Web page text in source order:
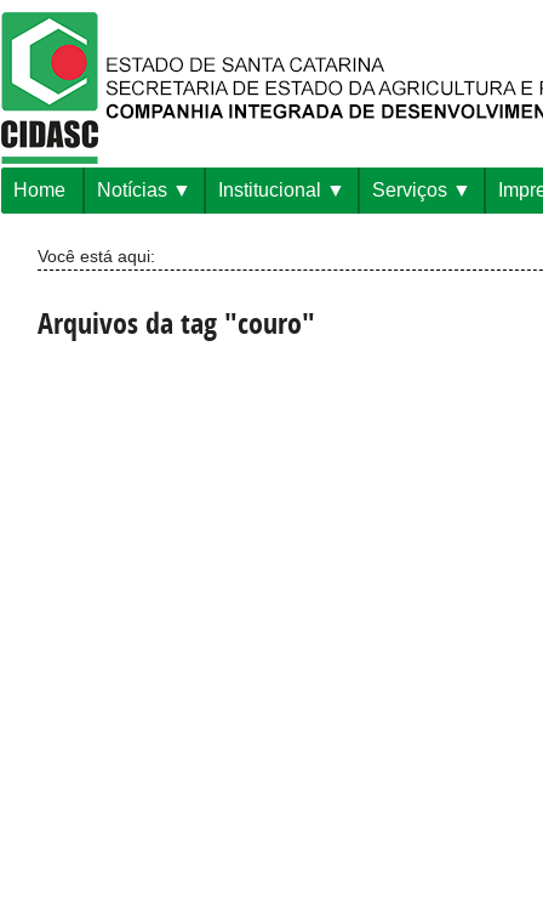
Home Notícias Institucional Serviços
Você está aqui:
Arquivos da tag "couro"